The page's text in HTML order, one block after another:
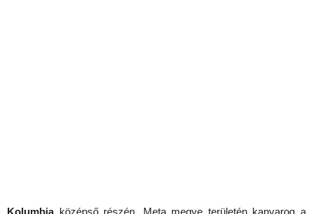
Kolumbiaközépső részén, Meta megye területén kanyarog a